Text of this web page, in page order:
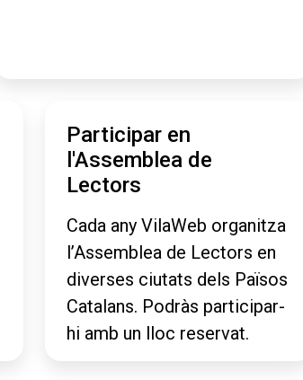
Participar en
l'Assemblea de
Lectors
Cada any VilaWeb organitza
l’Assemblea de Lectors en
diverses ciutats dels Països
Catalans. Podràs participar-
hi amb un lloc reservat.